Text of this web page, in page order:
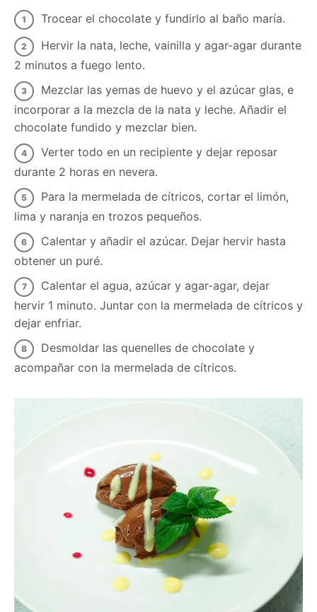
Trocear el chocolate y fundirlo al baño maría.
Hervir la nata, leche, vainilla y agar-agar durante
2 minutos a fuego lento.
Mezclar las yemas de huevo y el azúcar glas, e
incorporar a la mezcla de la nata y leche. Añadir el
chocolate fundido y mezclar bien.
Verter todo en un recipiente y dejar reposar
durante 2 horas en nevera.
Para la mermelada de cítricos, cortar el limón,
lima y naranja en trozos pequeños.
Calentar y añadir el azúcar. Dejar hervir hasta
obtener un puré.
Calentar el agua, azúcar y agar-agar, dejar
hervir 1 minuto. Juntar con la mermelada de cítricos y
dejar enfriar.
Desmoldar las quenelles de chocolate y
acompañar con la mermelada de cítricos.